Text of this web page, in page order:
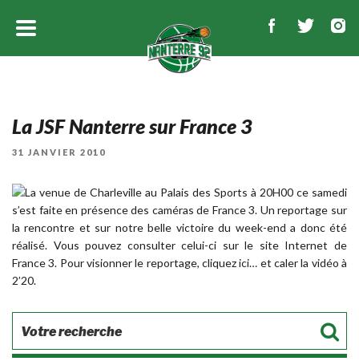
La JSF Nanterre sur France 3
PUBLIÉ
31 JANVIER 2010
La venue de Charleville au Palais des Sports à 20H00 ce samedi
s’est faite en présence des caméras de France 3. Un reportage sur
la rencontre et sur notre belle victoire du week-end a donc été
réalisé. Vous pouvez consulter celui-ci sur le site Internet de
France 3. Pour visionner le reportage, cliquezici… et caler la vidéo à
2’20.